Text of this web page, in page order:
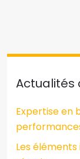
Actualités
Expertise en
Les